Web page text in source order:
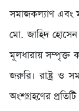
সমাজকল্যাণ এবং
মো. জাহিদ হোসেন
মূলধারায় সম্পৃক্ত
জরুরি। রাষ্ট্র ও
অংশগ্রহণের